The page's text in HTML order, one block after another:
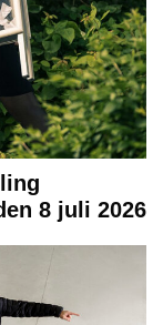
8 juli 2026